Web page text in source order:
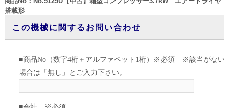
搭載形
この機械に関するお問い合わせ